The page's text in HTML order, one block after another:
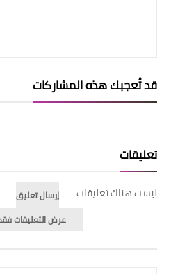
قد تُعجبك هذه المشاركات
تعليقات
ليست هناك تعليقات
إرسال تعليق
عرض التعليقات